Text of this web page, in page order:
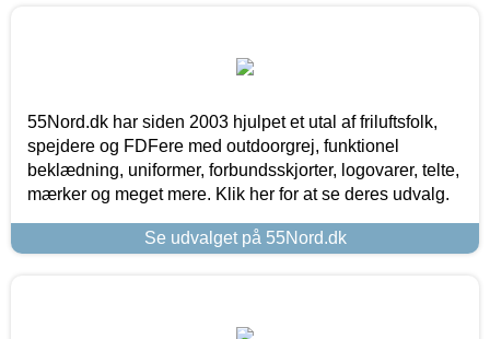
55Nord.dk har siden 2003 hjulpet et utal af friluftsfolk,
spejdere og FDFere med outdoorgrej, funktionel
beklædning, uniformer, forbundsskjorter, logovarer, telte,
mærker og meget mere. Klik her for at se deres udvalg.
Se udvalget på 55Nord.dk